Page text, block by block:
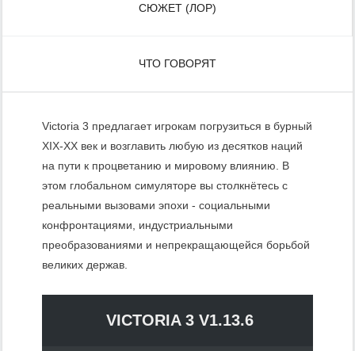
СЮЖЕТ (ЛОР)
ЧТО ГОВОРЯТ
Victoria 3 предлагает игрокам погрузиться в бурный
XIX-XX век и возглавить любую из десятков наций
на пути к процветанию и мировому влиянию. В
этом глобальном симуляторе вы столкнётесь с
реальными вызовами эпохи ­- социальными
конфронтациями, индустриальными
преобразованиями и непрекращающейся борьбой
великих держав.
VICTORIA 3 V1.13.6